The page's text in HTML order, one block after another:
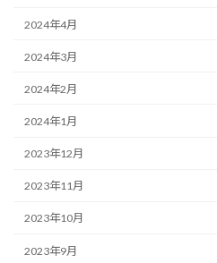
2024年4月
2024年3月
2024年2月
2024年1月
2023年12月
2023年11月
2023年10月
2023年9月